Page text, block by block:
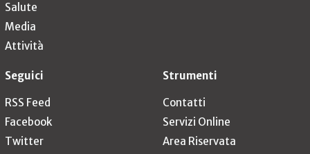
Salute
Media
Attività
Seguici
RSS Feed
Facebook
Twitter
Strumenti
Contatti
Servizi Online
Area Riservata